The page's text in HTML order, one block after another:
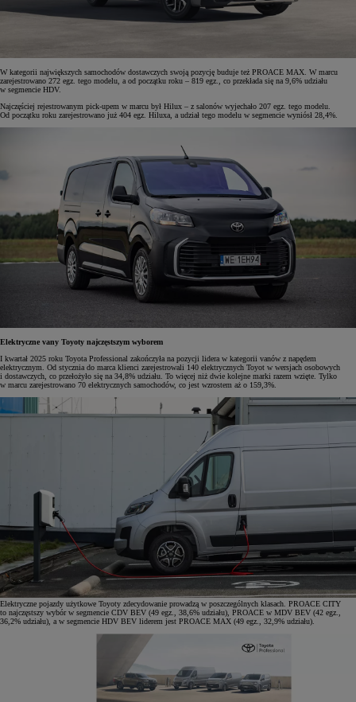
W kategorii największych samochodów dostawczych swoją pozycję buduje też PROACE MAX. W marcu
zarejestrowano 272 egz. tego modelu, a od początku roku – 819 egz., co przekłada się na 9,6% udziału
w segmencie HDV.
Najczęściej rejestrowanym pick-upem w marcu był Hilux – z salonów wyjechało 207 egz. tego modelu.
Od początku roku zarejestrowano już 404 egz. Hiluxa, a udział tego modelu w segmencie wyniósł 28,4%.
Elektryczne vany Toyoty najczęstszym wyborem
I kwartał 2025 roku Toyota Professional zakończyła na pozycji lidera w kategorii vanów z napędem
elektrycznym. Od stycznia do marca klienci zarejestrowali 140 elektrycznych Toyot w wersjach osobowych
i dostawczych, co przełożyło się na 34,8% udziału. To więcej niż dwie kolejne marki razem wzięte. Tylko
w marcu zarejestrowano 70 elektrycznych samochodów, co jest wzrostem aż o 159,3%.
Elektryczne pojazdy użytkowe Toyoty zdecydowanie prowadzą w poszczególnych klasach. PROACE CITY
to najczęstszy wybór w segmencie CDV BEV (49 egz., 38,6% udziału), PROACE w MDV BEV (42 egz.,
36,2% udziału), a w segmencie HDV BEV liderem jest PROACE MAX (49 egz., 32,9% udziału).